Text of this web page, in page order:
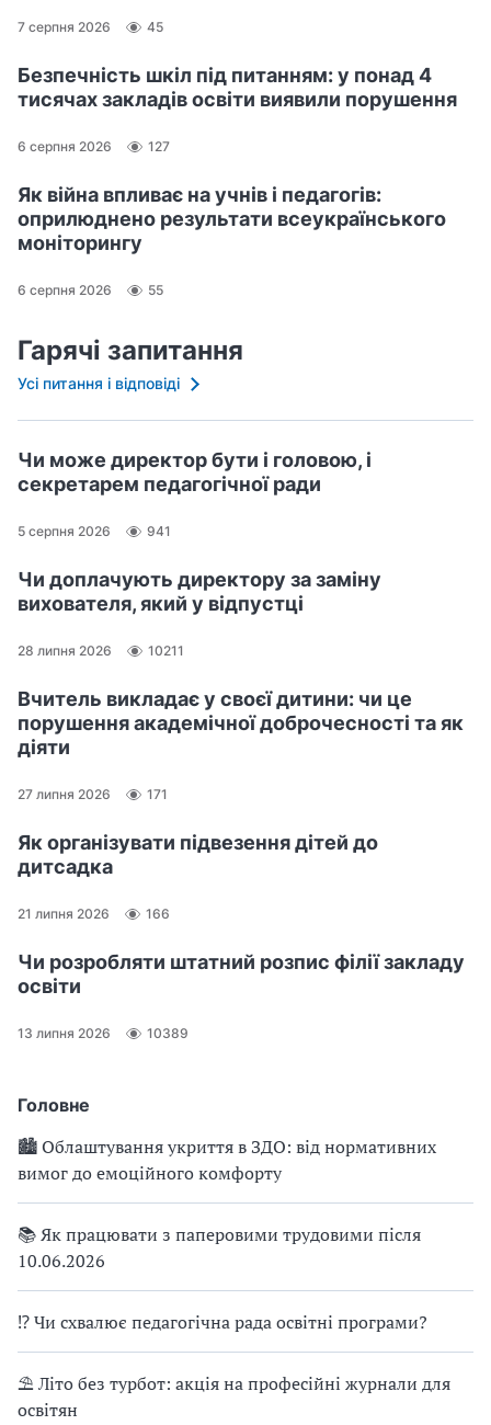
Головне
🏙 Облаштування укриття в ЗДО: від нормативних
вимог до емоційного комфорту
📚 Як працювати з паперовими трудовими після
10.06.2026
⁉ Чи схвалює педагогічна рада освітні програми?
⛱ Літо без турбот: акція на професійні журнали для
освітян
7 серпня 2026 45
Безпечність шкіл під питанням: у понад 4
тисячах закладів освіти виявили порушення
6 серпня 2026 127
Як війна впливає на учнів і педагогів:
оприлюднено результати всеукраїнського
моніторингу
6 серпня 2026 55
Гарячі запитання
Усі питання і відповіді
Чи може директор бути і головою, і
секретарем педагогічної ради
5 серпня 2026 941
Чи доплачують директору за заміну
вихователя, який у відпустці
28 липня 2026 10211
Вчитель викладає у своєї дитини: чи це
порушення академічної доброчесності та як
діяти
27 липня 2026 171
Як організувати підвезення дітей до
дитсадка
21 липня 2026 166
Чи розробляти штатний розпис філії закладу
освіти
13 липня 2026 10389